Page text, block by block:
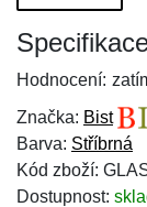
Hodnocení:
Značka: Bist
Barva: Stříbrná
Kód zboží:
Dostupnost: